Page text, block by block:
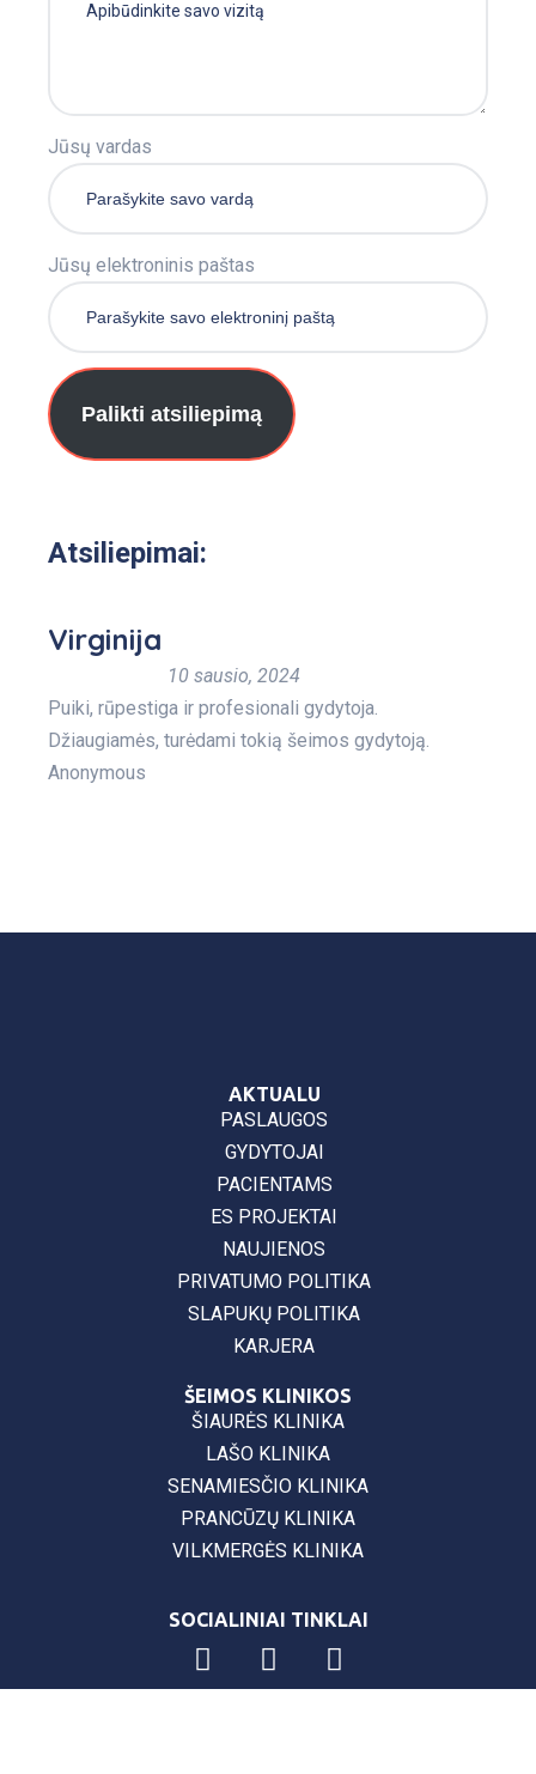
Jūsų vardas
Jūsų elektroninis paštas
Palikti atsiliepimą
Atsiliepimai:
Virginija
10 sausio, 2024
Puiki, rūpestiga ir profesionali gydytoja.
Džiaugiamės, turėdami tokią šeimos gydytoją.
Anonymous
AKTUALU
PASLAUGOS
GYDYTOJAI
PACIENTAMS
ES PROJEKTAI
NAUJIENOS
PRIVATUMO POLITIKA
SLAPUKŲ POLITIKA
KARJERA
ŠEIMOS KLINIKOS
ŠIAURĖS KLINIKA
LAŠO KLINIKA
SENAMIESČIO KLINIKA
PRANCŪZŲ KLINIKA
VILKMERGĖS KLINIKA
SOCIALINIAI TINKLAI